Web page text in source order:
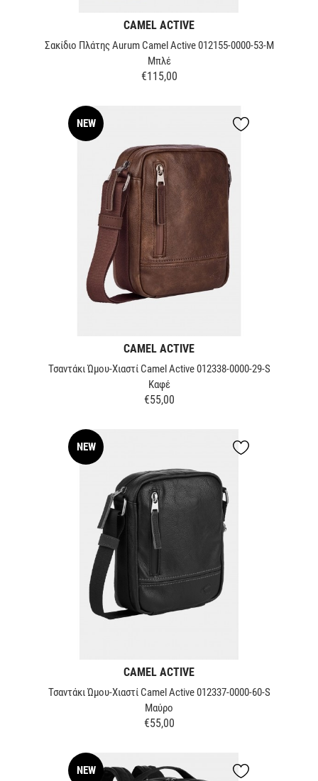
CAMEL ACTIVE
Σακίδιο Πλάτης Aurum Camel Active 012155-0000-53-M
Μπλέ
Τιμή
€115,00
NEW
CAMEL ACTIVE
Τσαντάκι Ώμου-Χιαστί Camel Active 012338-0000-29-S
Καφέ
Τιμή
€55,00
NEW
CAMEL ACTIVE
Τσαντάκι Ώμου-Χιαστί Camel Active 012337-0000-60-S
Μαύρο
Τιμή
€55,00
NEW